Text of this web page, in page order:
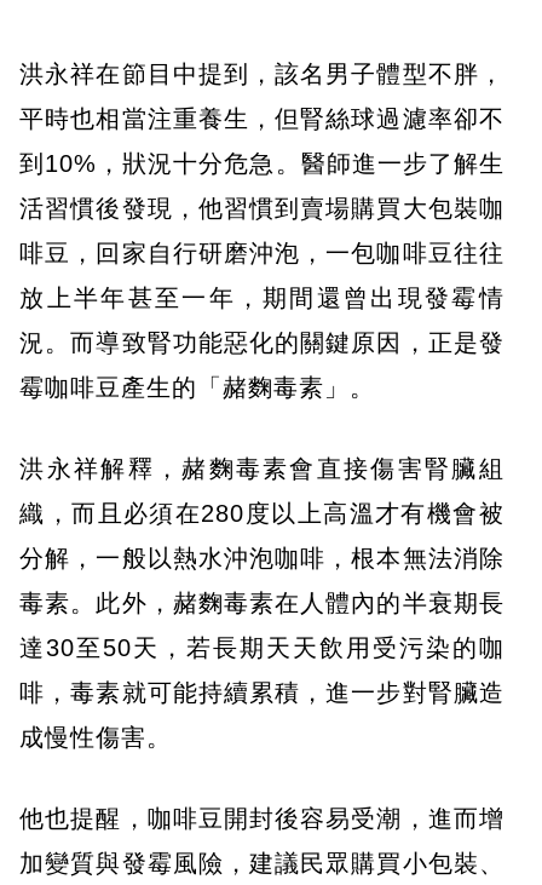
洪永祥在節目中提到，該名男子體型不胖，
平時也相當注重養生，但腎絲球過濾率卻不
到10%，狀況十分危急。醫師進一步了解生
活習慣後發現，他習慣到賣場購買大包裝咖
啡豆，回家自行研磨沖泡，一包咖啡豆往往
放上半年甚至一年，期間還曾出現發霉情
況。而導致腎功能惡化的關鍵原因，正是發
霉咖啡豆產生的「赭麴毒素」。
洪永祥解釋，赭麴毒素會直接傷害腎臟組
織，而且必須在280度以上高溫才有機會被
分解，一般以熱水沖泡咖啡，根本無法消除
毒素。此外，赭麴毒素在人體內的半衰期長
達30至50天，若長期天天飲用受污染的咖
啡，毒素就可能持續累積，進一步對腎臟造
成慢性傷害。
他也提醒，咖啡豆開封後容易受潮，進而增
加變質與發霉風險，建議民眾購買小包裝、